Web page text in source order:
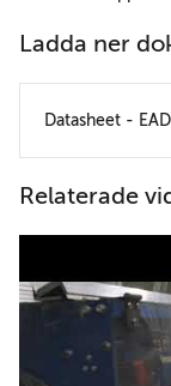
Ladda ner
Datasheet -
Relaterade